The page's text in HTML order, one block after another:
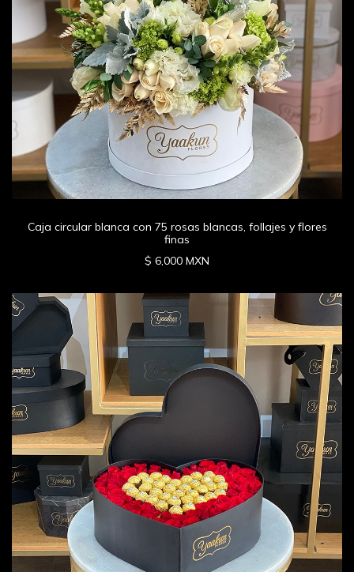
Caja circular blanca con 75 rosas blancas, follajes y flores
finas
$ 6,000 MXN